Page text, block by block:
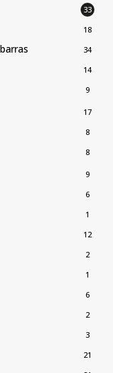
33
18
34
14
9
17
8
8
9
6
1
12
2
1
6
2
3
21